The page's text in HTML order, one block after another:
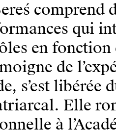
comprend
qui
en fonction
de
s’est libérée
Elle
à